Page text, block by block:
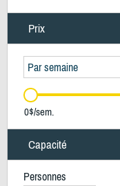
Prix
Par semaine
0$/sem.
Capacité
Personnes